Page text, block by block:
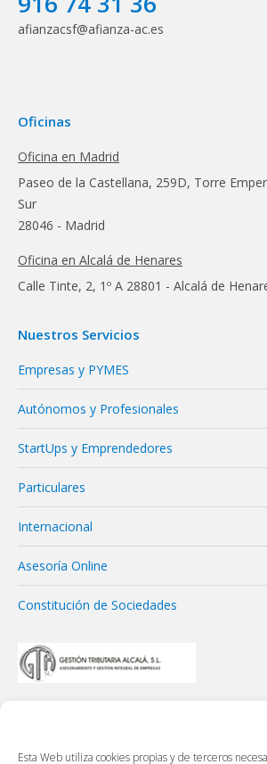
Esta Web utiliza cookies propias y de terceros
afianzacsf@afianza-ac.es
Oficinas
Oficina en Madrid
Paseo de la Castellana, 259D, Torre
Sur
28046 - Madrid
Oficina en Alcalá de Henares
Calle Tinte, 2, 1º A 28801 - Alcalá de
Nuestros Servicios
Empresas y PYMES
Autónomos y Profesionales
StartUps y Emprendedores
Particulares
Internacional
Asesoría Online
Constitución de Sociedades